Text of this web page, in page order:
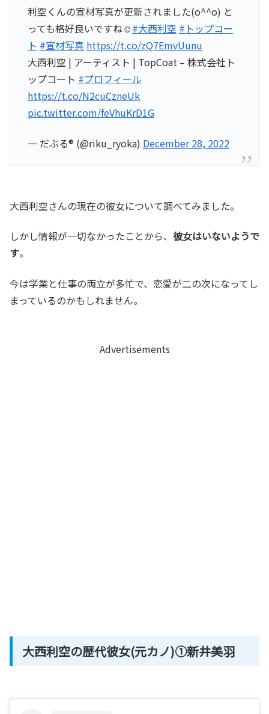
利空くんの宣材写真が更新されました(o^^o) と
っても格好良いですね☺️#大西利空 #トップコー
ト #宣材写真 https://t.co/zQ7EmvUunu
大西利空 | アーティスト | TopCoat – 株式会社ト
ップコート #プロフィール
https://t.co/N2cuCzneUk
pic.twitter.com/feVhuKrD1G
— だぶる®︎ (@riku_ryoka) December 28, 2022
大西利空さんの現在の彼女について調べてみました。
しかし情報が一切なかったことから、 彼女はいないようで
す。
今は学業と仕事の両立が多忙で、恋愛が二の次になってし
まっているのかもしれません。
Advertisements
大西利空の歴代彼女(元カノ)①新井美羽